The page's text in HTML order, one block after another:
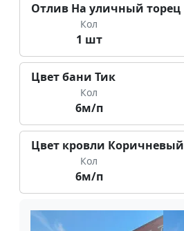
Отлив На уличный торец
Кол
1 шт
Цвет бани Тик
Кол
6м/п
Цвет кровли Коричневый
Кол
6м/п